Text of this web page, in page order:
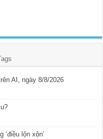
AI, ngày 8/8/2026
lộn xộn’